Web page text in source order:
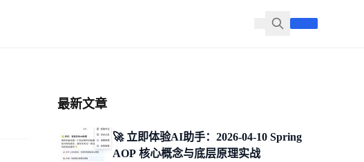
最新文章
🚀 立即体验AI助手：2026-04-10 Spring
AOP 核心概念与底层原理实战